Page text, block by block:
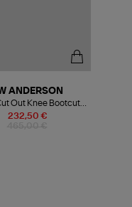
232,50 €
ANDERSON
Out Knee Bootcut
Bleu